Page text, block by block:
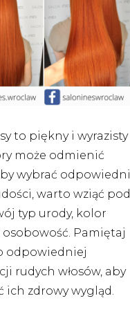
to piękny i wyrazisty
może odmienić
wybrać odpowiedni
warto wziąć pod
typ urody, kolor
Pamiętaj
odpowiedniej
rudych włosów, aby
ich zdrowy wygląd.